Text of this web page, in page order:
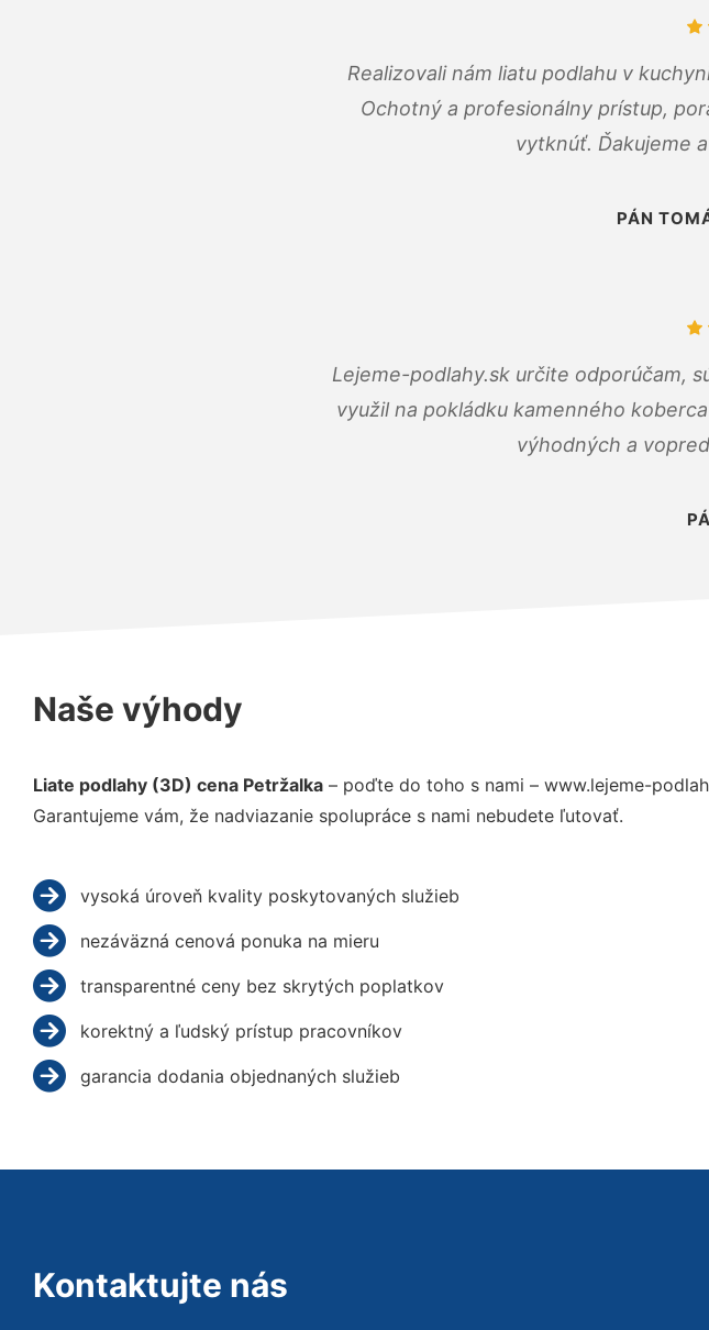
Realizovali nám liatu podlahu v
Ochotný a profesionálny prístup,
vytknúť. Ďakujeme
PÁN
Lejeme-podlahy.sk určite odporúčam,
využil na pokládku kamenného
výhodných a
Naše výhody
Liate podlahy (3D) cena Petržalka – poďte do toho s nami – www.lejeme-
Garantujeme vám, že nadviazanie spolupráce s nami nebudete ľutovať.
vysoká úroveň kvality poskytovaných služieb
nezáväzná cenová ponuka na mieru
transparentné ceny bez skrytých poplatkov
korektný a ľudský prístup pracovníkov
garancia dodania objednaných služieb
Kontaktujte nás